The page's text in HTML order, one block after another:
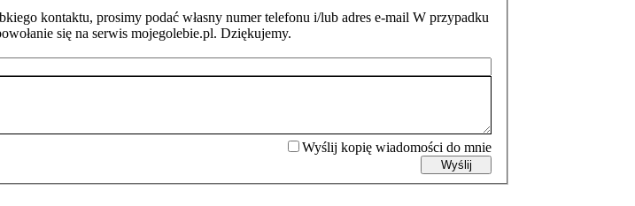
kontaktu, prosimy podać własny numer telefonu i/lub adres e-mail W przypadku
się na serwis mojegolebie.pl. Dziękujemy.
Wyślij kopię wiadomości do mnie